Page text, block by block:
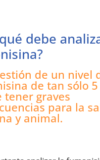
debe
de un nivel
de tan sólo
tener graves
para la
y animal.